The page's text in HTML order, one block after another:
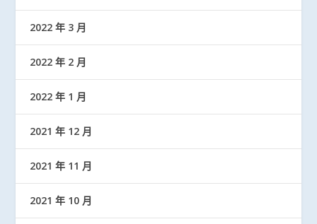
2022 年 3 月
2022 年 2 月
2022 年 1 月
2021 年 12 月
2021 年 11 月
2021 年 10 月